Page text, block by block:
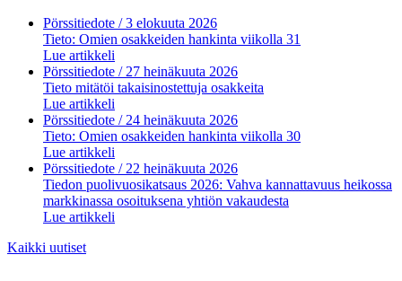
Pörssitiedote / 3 elokuuta 2026
Tieto: Omien osakkeiden hankinta viikolla 31
Lue artikkeli
Pörssitiedote / 27 heinäkuuta 2026
Tieto mitätöi takaisinostettuja osakkeita
Lue artikkeli
Pörssitiedote / 24 heinäkuuta 2026
Tieto: Omien osakkeiden hankinta viikolla 30
Lue artikkeli
Pörssitiedote / 22 heinäkuuta 2026
Tiedon puolivuosikatsaus 2026: Vahva kannattavuus heikossa
markkinassa osoituksena yhtiön vakaudesta
Lue artikkeli
Kaikki uutiset